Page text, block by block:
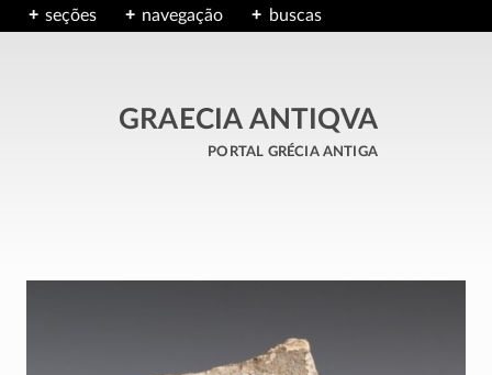
seções navegação buscas
GRAECIA ANTIQVA
portal grécia antiga